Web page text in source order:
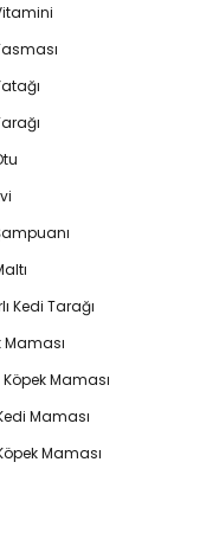
Kedi Tarağı
Maması
Maması
Maması
Maması